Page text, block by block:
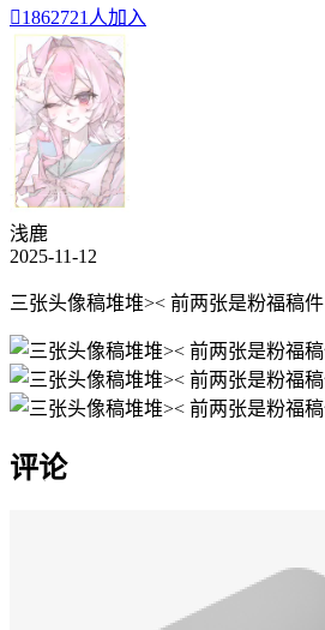
1862721人加入
浅鹿
2025-11-12
三张头像稿堆堆>< 前两张是粉福稿件
评论